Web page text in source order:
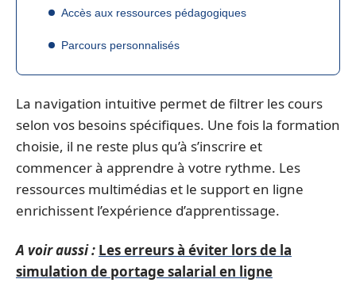
Accès aux ressources pédagogiques
Parcours personnalisés
La navigation intuitive permet de filtrer les cours
selon vos besoins spécifiques. Une fois la formation
choisie, il ne reste plus qu’à s’inscrire et
commencer à apprendre à votre rythme. Les
ressources multimédias et le support en ligne
enrichissent l’expérience d’apprentissage.
A voir aussi : Les erreurs à éviter lors de la
simulation de portage salarial en ligne